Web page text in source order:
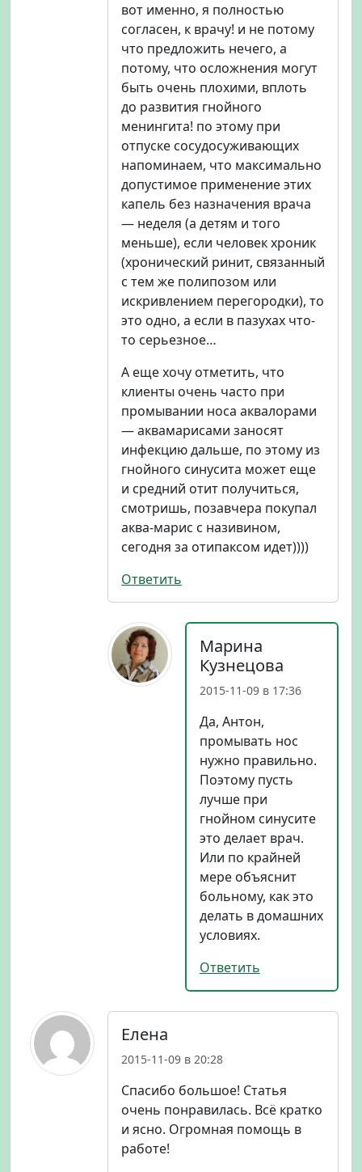
вот именно, я полностью
согласен, к врачу! и не потому
что предложить нечего, а
потому, что осложнения могут
быть очень плохими, вплоть
до развития гнойного
менингита! по этому при
отпуске сосудосуживающих
напоминаем, что максимально
допустимое применение этих
капель без назначения врача
— неделя (а детям и того
меньше), если человек хроник
(хронический ринит, связанный
с тем же полипозом или
искривлением перегородки), то
это одно, а если в пазухах что-
то серьезное…
А еще хочу отметить, что
клиенты очень часто при
промывании носа аквалорами
— аквамарисами заносят
инфекцию дальше, по этому из
гнойного синусита может еще
и средний отит получиться,
смотришь, позавчера покупал
аква-марис с називином,
сегодня за отипаксом идет))))
Ответить
Марина
Кузнецова
2015-11-09 в 17:36
Да, Антон,
промывать нос
нужно правильно.
Поэтому пусть
лучше при
гнойном синусите
это делает врач.
Или по крайней
мере объяснит
больному, как это
делать в домашних
условиях.
Ответить
Елена
2015-11-09 в 20:28
Спасибо большое! Статья
очень понравилась. Всё кратко
и ясно. Огромная помощь в
работе!